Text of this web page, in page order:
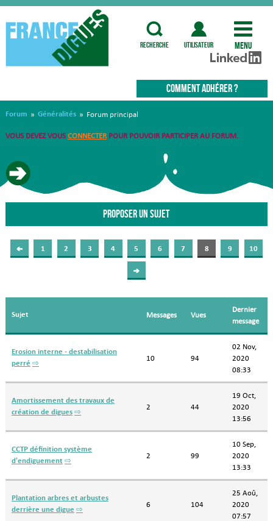
recherche utilisateur Menu
COMMENT ADHÉRER ?
Forum » Généralités » Forum principal
VOUS DEVEZ VOUS CONNECTERPOUR POUVOIR PARTICIPER AU FORUM.
PROPOSER UN SUJET
1 2 3 4 5 6 7 8 9 10
Sujet Messages Vues
Dernier
message
Erosion interne - destabilisation
perré ⇨
10 94
02 Nov,
2020
08:33
Amortissement des travaux de
création de digues⇨
2 44
19 Oct,
2020
13:56
CCTP définition système
d'endiguement ⇨
2 99
10 Sep,
2020
13:33
Plantation arbres et arbustes
derrière une digue ⇨
6 104
25 Aoû,
2020
07:57